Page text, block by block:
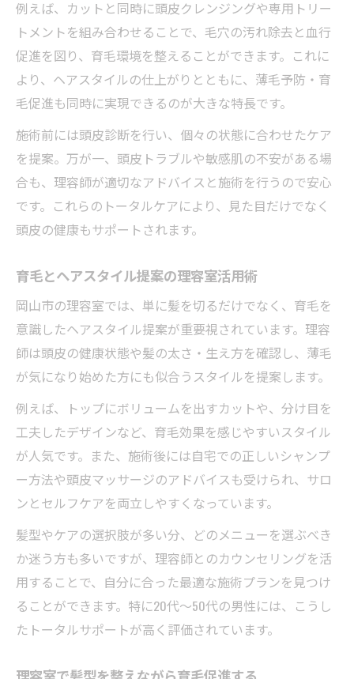
例えば、カットと同時に頭皮クレンジングや専用トリー
トメントを組み合わせることで、毛穴の汚れ除去と血行
促進を図り、育毛環境を整えることができます。これに
より、ヘアスタイルの仕上がりとともに、薄毛予防・育
毛促進も同時に実現できるのが大きな特長です。
施術前には頭皮診断を行い、個々の状態に合わせたケア
を提案。万が一、頭皮トラブルや敏感肌の不安がある場
合も、理容師が適切なアドバイスと施術を行うので安心
です。これらのトータルケアにより、見た目だけでなく
頭皮の健康もサポートされます。
育毛とヘアスタイル提案の理容室活用術
岡山市の理容室では、単に髪を切るだけでなく、育毛を
意識したヘアスタイル提案が重要視されています。理容
師は頭皮の健康状態や髪の太さ・生え方を確認し、薄毛
が気になり始めた方にも似合うスタイルを提案します。
例えば、トップにボリュームを出すカットや、分け目を
工夫したデザインなど、育毛効果を感じやすいスタイル
が人気です。また、施術後には自宅での正しいシャンプ
ー方法や頭皮マッサージのアドバイスも受けられ、サロ
ンとセルフケアを両立しやすくなっています。
髪型やケアの選択肢が多い分、どのメニューを選ぶべき
か迷う方も多いですが、理容師とのカウンセリングを活
用することで、自分に合った最適な施術プランを見つけ
ることができます。特に20代～50代の男性には、こうし
たトータルサポートが高く評価されています。